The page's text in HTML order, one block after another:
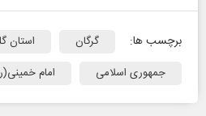
برچسب ها: گرگان
استان
جمهوری اسلامی
امام